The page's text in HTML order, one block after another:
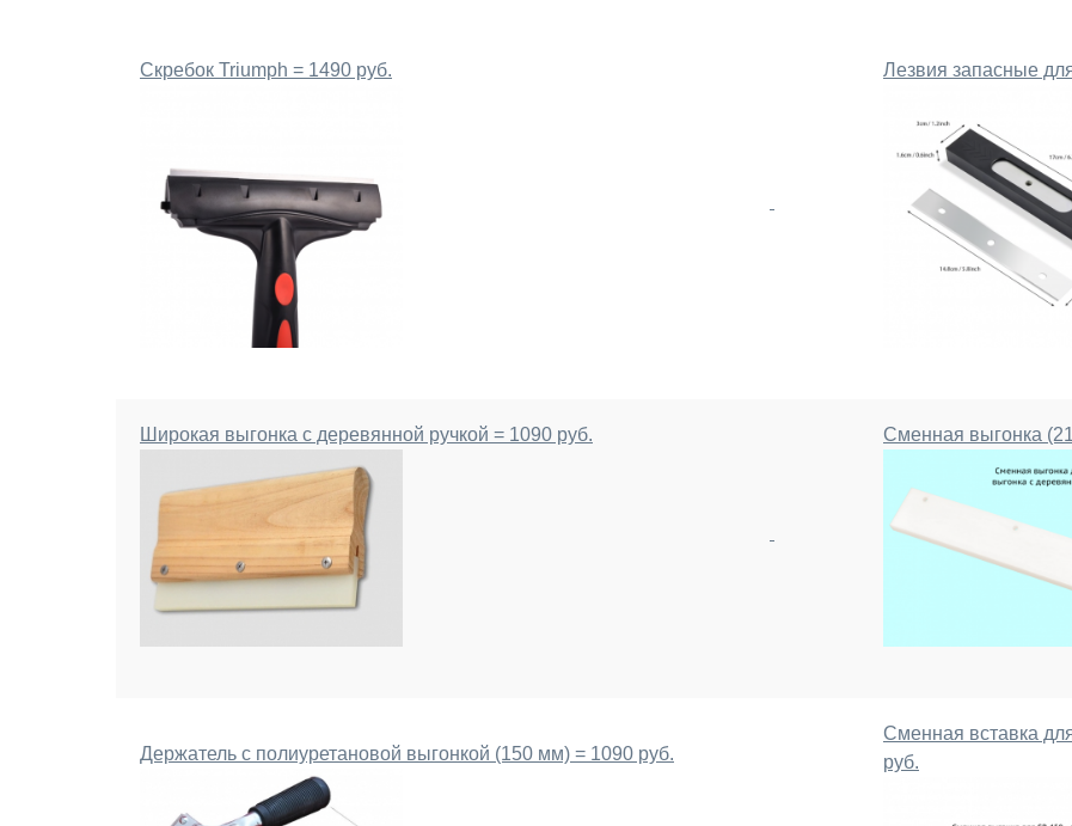
Скребок Triumph = 1490 руб. Лезвия запасные
Широкая выгонка с деревянной ручкой = 1090 руб. Сменная выгонка
Держатель с полиуретановой выгонкой (150 мм) = 1090 руб.
Сменная вставка
руб.